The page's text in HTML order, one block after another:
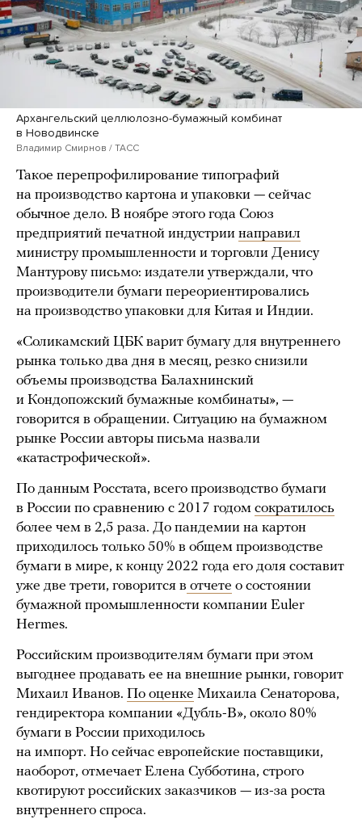
Архангельский целлюлозно-бумажный комбинат
в Новодвинске
Владимир Смирнов / ТАСС
Такое перепрофилирование типографий
на производство картона и упаковки — сейчас
обычное дело. В ноябре этого года Союз
предприятий печатной индустрии направил
министру промышленности и торговли Денису
Мантурову письмо: издатели утверждали, что
производители бумаги переориентировались
на производство упаковки для Китая и Индии.
«Соликамский ЦБК варит бумагу для внутреннего
рынка только два дня в месяц, резко снизили
объемы производства Балахнинский
и Кондопожский бумажные комбинаты», —
говорится в обращении. Ситуацию на бумажном
рынке России авторы письма назвали
«катастрофической».
По данным Росстата, всего производство бумаги
в России по сравнению с 2017 годом сократилось
более чем в 2,5 раза. До пандемии на картон
приходилось только 50% в общем производстве
бумаги в мире, к концу 2022 года его доля составит
уже две трети, говорится в отчете о состоянии
бумажной промышленности компании Euler
Hermes.
Российским производителям бумаги при этом
выгоднее продавать ее на внешние рынки, говорит
Михаил Иванов. По оценке Михаила Сенаторова,
гендиректора компании «Дубль-В», около 80%
бумаги в России приходилось
на импорт. Но сейчас европейские поставщики,
наоборот, отмечает Елена Субботина, строго
квотируют российских заказчиков — из-за роста
внутреннего спроса.